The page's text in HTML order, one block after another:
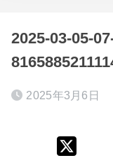
2025-03-05-
2025年3月6日